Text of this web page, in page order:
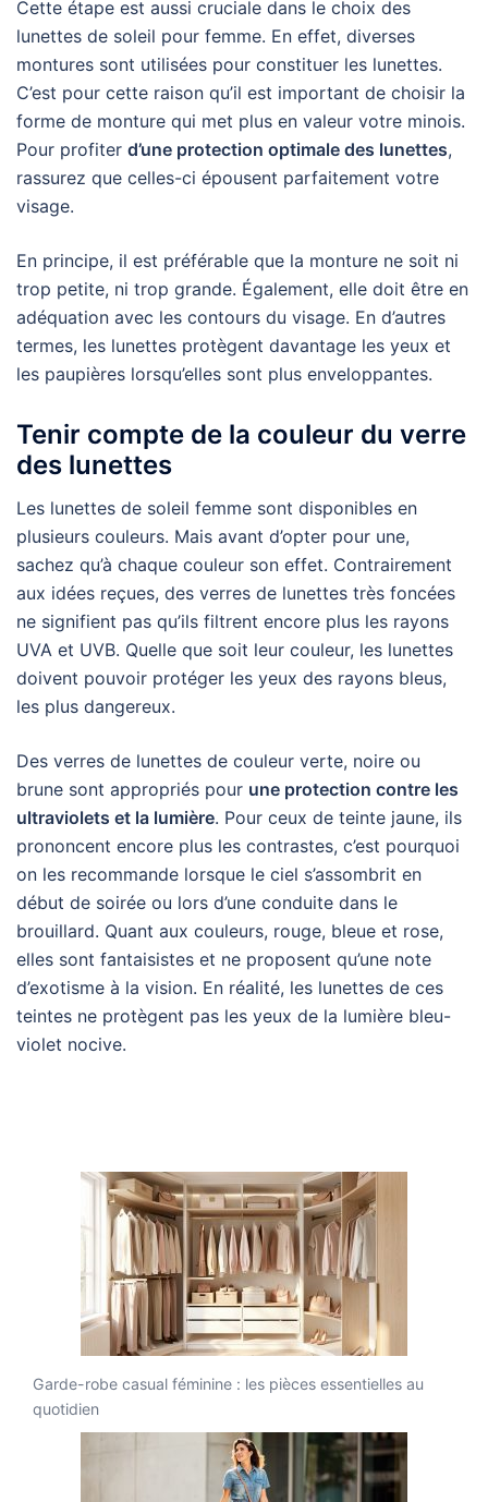
Cette étape est aussi cruciale dans le choix des
lunettes de soleil pour femme. En effet, diverses
montures sont utilisées pour constituer les lunettes.
C’est pour cette raison qu’il est important de choisir la
forme de monture qui met plus en valeur votre minois.
Pour profiter d’une protection optimale des lunettes,
rassurez que celles-ci épousent parfaitement votre
visage.
En principe, il est préférable que la monture ne soit ni
trop petite, ni trop grande. Également, elle doit être en
adéquation avec les contours du visage. En d’autres
termes, les lunettes protègent davantage les yeux et
les paupières lorsqu’elles sont plus enveloppantes.
Tenir compte de la couleur du verre
des lunettes
Les lunettes de soleil femme sont disponibles en
plusieurs couleurs. Mais avant d’opter pour une,
sachez qu’à chaque couleur son effet. Contrairement
aux idées reçues, des verres de lunettes très foncées
ne signifient pas qu’ils filtrent encore plus les rayons
UVA et UVB. Quelle que soit leur couleur, les lunettes
doivent pouvoir protéger les yeux des rayons bleus,
les plus dangereux.
Des verres de lunettes de couleur verte, noire ou
brune sont appropriés pour une protection contre les
ultraviolets et la lumière. Pour ceux de teinte jaune, ils
prononcent encore plus les contrastes, c’est pourquoi
on les recommande lorsque le ciel s’assombrit en
début de soirée ou lors d’une conduite dans le
brouillard. Quant aux couleurs, rouge, bleue et rose,
elles sont fantaisistes et ne proposent qu’une note
d’exotisme à la vision. En réalité, les lunettes de ces
teintes ne protègent pas les yeux de la lumière bleu-
violet nocive.
Garde-robe casual féminine : les pièces essentielles au
quotidien